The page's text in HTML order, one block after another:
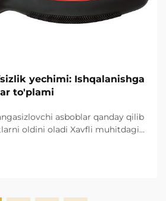
yechimi: Ishqalanishga
to'plami
asboblar qanday qilib
oldini oladi Xavfli muhitdagi
kimyo zavodlari va konlar kabi
...